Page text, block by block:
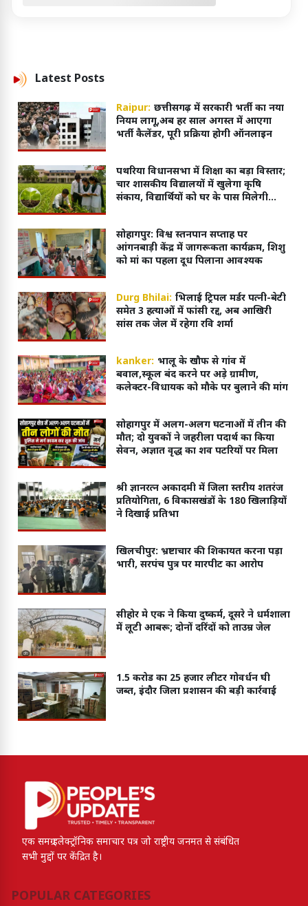
Latest Posts
Raipur: छत्तीसगढ़ में सरकारी भर्ती का नया
नियम लागू,अब हर साल अगस्त में आएगा
भर्ती कैलेंडर, पूरी प्रक्रिया होगी ऑनलाइन
पथरिया विधानसभा में शिक्षा का बड़ा विस्तार;
चार शासकीय विद्यालयों में खुलेगा कृषि
संकाय, विद्यार्थियों को घर के पास मिलेगी
सोहागपुर: विश्व स्तनपान सप्ताह पर
आंगनबाड़ी केंद्र में जागरूकता कार्यक्रम, शिशु
को मां का पहला दूध पिलाना आवश्यक
Durg Bhilai: भिलाई ट्रिपल मर्डर पत्नी-बेटी
समेत 3 हत्याओं में फांसी रद्द, अब आखिरी
सांस तक जेल में रहेगा रवि शर्मा
kanker: भालू के खौफ से गांव में
बवाल,स्कूल बंद करने पर अड़े ग्रामीण,
कलेक्टर-विधायक को मौके पर बुलाने की मांग
सोहागपुर में अलग-अलग घटनाओं में तीन की
मौत; दो युवकों ने जहरीला पदार्थ का किया
सेवन, अज्ञात वृद्ध का शव पटरियों पर मिला
श्री ज्ञानरत्न अकादमी में जिला स्तरीय शतरंज
प्रतियोगिता, 6 विकासखंडों के 180 खिलाड़ियों
ने दिखाई प्रतिभा
खिलचीपुर: भ्रष्टाचार की शिकायत करना पड़ा
भारी, सरपंच पुत्र पर मारपीट का आरोप
सीहोर मे एक ने किया दुष्कर्म, दूसरे ने धर्मशाला
में लूटी आबरू; दोनों दरिंदों को ताउम्र जेल
1.5 करोड का 25 हजार लीटर गोवर्धन घी
जब्त, इंदौर जिला प्रशासन की बड़ी कार्रवाई
एक समग्र इलेक्ट्रॉनिक समाचार पत्र जो राष्ट्रीय जनमत से संबंधित
सभी मुद्दों पर केंद्रित है।
POPULAR CATEGORIES